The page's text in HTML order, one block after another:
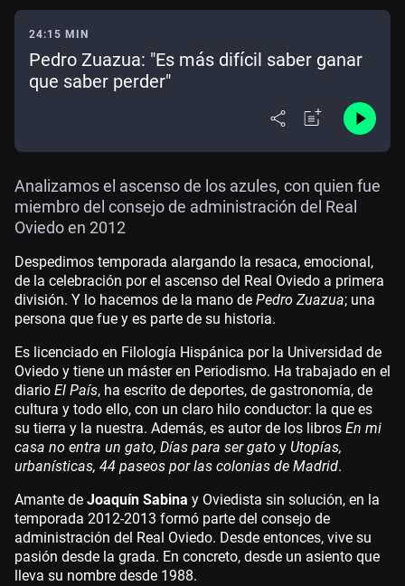
24:15 MIN
Pedro Zuazua: "Es más difícil saber ganar
que saber perder"
Analizamos el ascenso de los azules, con quien fue
miembro del consejo de administración del Real
Oviedo en 2012
Despedimos temporada alargando la resaca, emocional,
de la celebración por el ascenso del Real Oviedo a primera
división. Y lo hacemos de la mano de Pedro Zuazua; una
persona que fue y es parte de su historia.
Es licenciado en Filología Hispánica por la Universidad de
Oviedo y tiene un máster en Periodismo. Ha trabajado en el
diario El País, ha escrito de deportes, de gastronomía, de
cultura y todo ello, con un claro hilo conductor: la que es
su tierra y la nuestra. Además, es autor de los libros En mi
casa no entra un gato, Días para ser gato y Utopías,
urbanísticas, 44 paseos por las colonias de Madrid.
Amante de Joaquín Sabina y Oviedista sin solución, en la
temporada 2012-2013 formó parte del consejo de
administración del Real Oviedo. Desde entonces, vive su
pasión desde la grada. En concreto, desde un asiento que
lleva su nombre desde 1988.